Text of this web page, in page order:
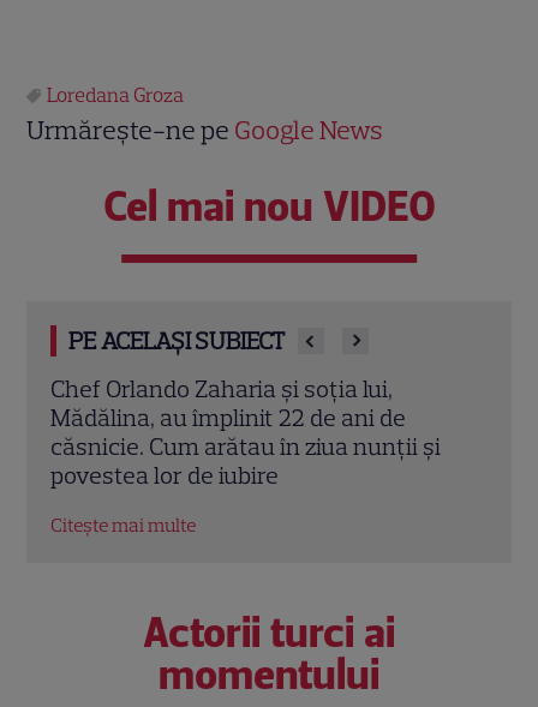
Loredana Groza
Urmărește-ne pe Google News
Cel mai nou VIDEO
PE ACELAȘI SUBIECT
Cine este Cosmin Curticăpean, soțul
Laurei Cosoi. Afaceri, vârstă și povestea
de iubire care durează de peste 10 ani
Citește mai multe
Actorii turci ai
momentului